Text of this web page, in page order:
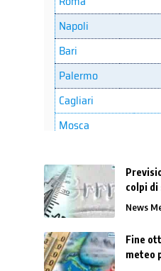
colpi di
News
Fine
meteo